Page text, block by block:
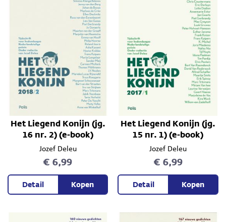
Het Liegend Konijn (jg.
16 nr. 2) (e-book)
Jozef Deleu
€ 6,99
Detail Kopen
Het Liegend Konijn (jg.
15 nr. 1) (e-book)
Jozef Deleu
€ 6,99
Detail Kopen